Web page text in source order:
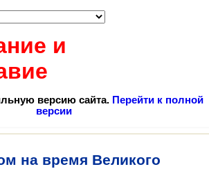
и
версию сайта. Перейти к полной
версии
на время Великого